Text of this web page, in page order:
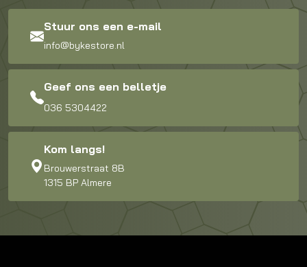
Stuur ons een e-mail
info@bykestore.nl
Geef ons een belletje
036 5304422
Kom langs!
Brouwerstraat 8B
1315 BP Almere